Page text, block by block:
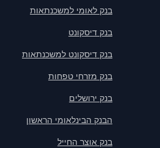
בנק לאומי למשכנתאות
בנק דיסקונט
בנק דיסקונט למשכנתאות
בנק מזרחי טפחות
בנק ירושלים
הבנק הבינלאומי הראשון
בנק אוצר החייל